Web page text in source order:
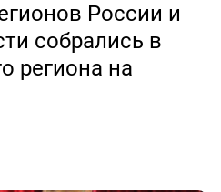
России и
собрались в
региона на